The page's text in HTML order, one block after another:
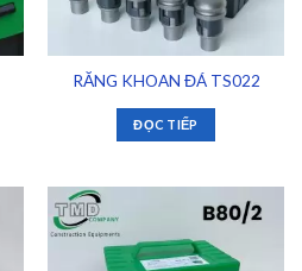
RĂNG KHOAN ĐÁ TS022
ĐỌC TIẾP